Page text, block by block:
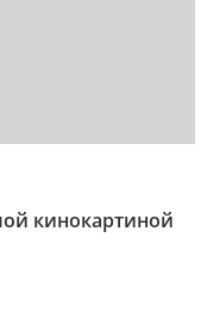
кинокартиной